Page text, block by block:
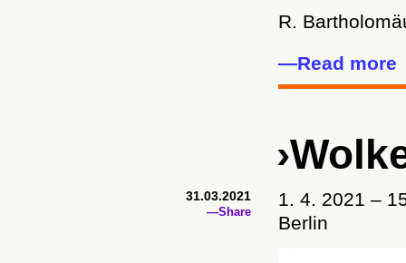
R.
—Read more
31.03.2021
—Share
1. 4. 2021 –
Berlin